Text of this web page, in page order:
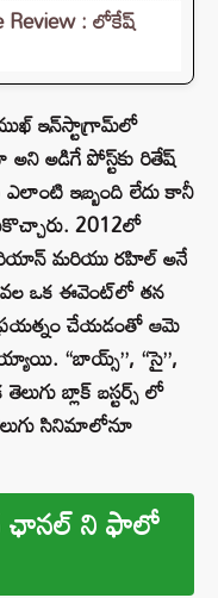
Review : లోకేష్
ఇన్‌స్టాగ్రామ్‌లో
అడిగే పోస్ట్‌కు రితేష్
ఎలాంటి ఇబ్బంది లేదు కానీ
2012లో
రియాన్ మరియు రహిల్ అనే
ఒక ఈవెంట్‌లో తన
ప్రయత్నం చేయడంతో ఆమె
“బాయ్స్”, “సై”,
బ్లాక్ బస్టర్స్ లో
సినిమాలోనూ
ని ఫాలో